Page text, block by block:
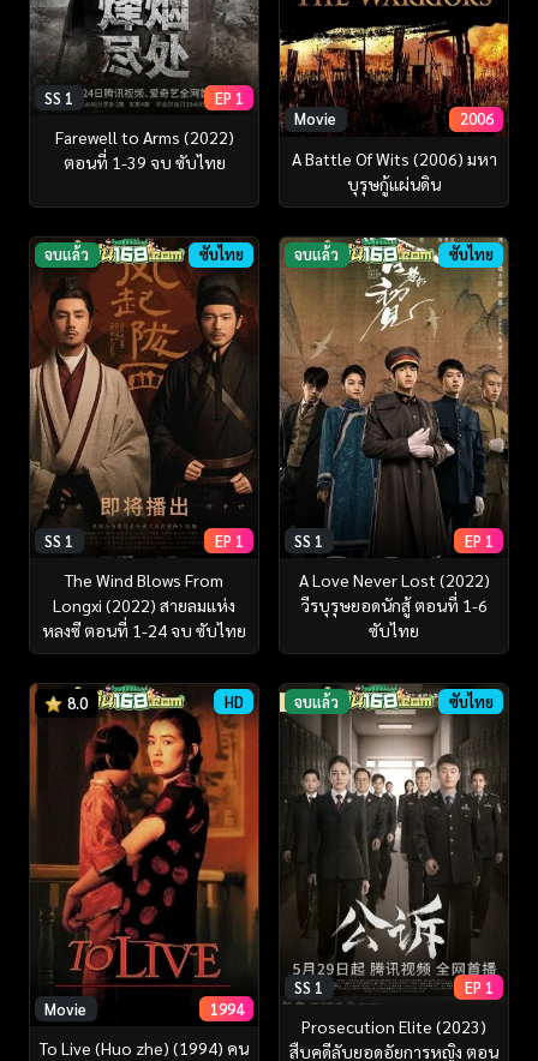
SS 1 EP 1
Farewell to Arms (2022)
ตอนที่ 1-39 จบ ซับไทย
Movie 2006
A Battle Of Wits (2006) มหา
บุรุษกู้แผ่นดิน
จบแล้ว ซับไทย
SS 1 EP 1
The Wind Blows From
Longxi (2022) สายลมแห่ง
หลงซี ตอนที่ 1-24 จบ ซับไทย
จบแล้ว ซับไทย
SS 1 EP 1
A Love Never Lost (2022)
วีรบุรุษยอดนักสู้ ตอนที่ 1-6
ซับไทย
8.0 HD
Movie 1994
To Live (Huo zhe) (1994) คน
จบแล้ว ซับไทย
SS 1 EP 1
Prosecution Elite (2023)
สืบคดีลับยอดอัยการหญิง ตอน